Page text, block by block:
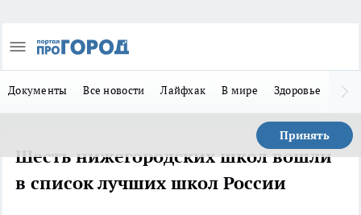
Документы Все новости Лайфхак В мире Здоровье
Принять
Шесть нижегородских школ вошли
в список лучших школ России